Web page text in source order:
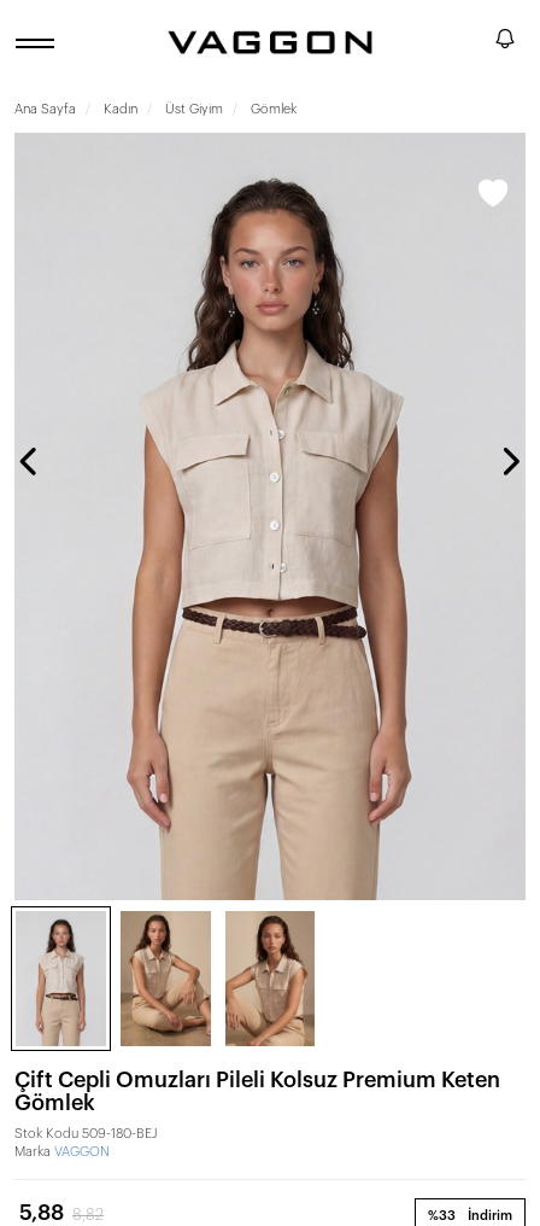
Ana Sayfa Kadın Üst Giyim Gömlek
Çift Cepli Omuzları Pileli Kolsuz Premium Keten
Gömlek
Stok Kodu 509-180-BEJ
Marka VAGGON
%33 İndirim
5,88 8,82